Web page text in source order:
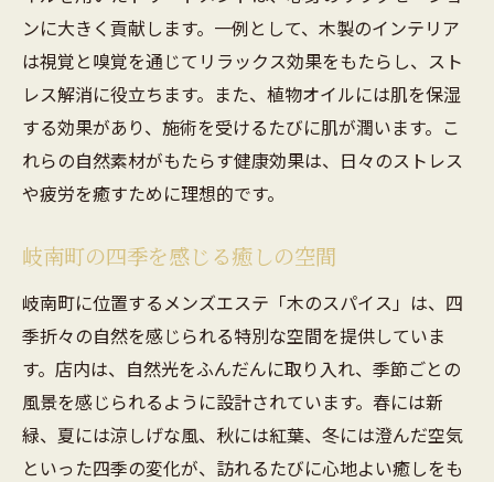
ンに大きく貢献します。一例として、木製のインテリア
は視覚と嗅覚を通じてリラックス効果をもたらし、スト
レス解消に役立ちます。また、植物オイルには肌を保湿
する効果があり、施術を受けるたびに肌が潤います。こ
れらの自然素材がもたらす健康効果は、日々のストレス
や疲労を癒すために理想的です。
岐南町の四季を感じる癒しの空間
岐南町に位置するメンズエステ「木のスパイス」は、四
季折々の自然を感じられる特別な空間を提供していま
す。店内は、自然光をふんだんに取り入れ、季節ごとの
風景を感じられるように設計されています。春には新
緑、夏には涼しげな風、秋には紅葉、冬には澄んだ空気
といった四季の変化が、訪れるたびに心地よい癒しをも